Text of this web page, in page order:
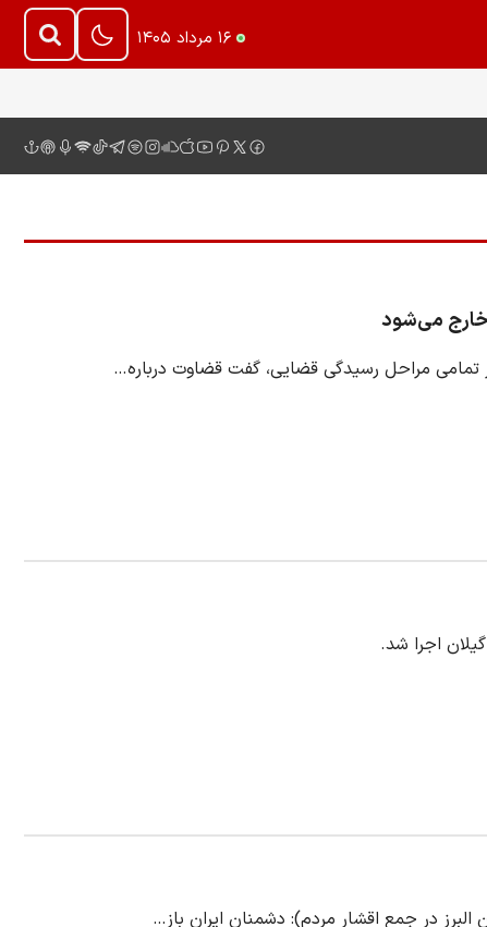
۱۶ مرداد ۱۴۰۵
خارج می‌شود
تمامی مراحل رسیدگی قضایی، گفت قضاوت درباره…
اجرا شد.
در جمع اقشار مردم): دشمنان ایران باز…